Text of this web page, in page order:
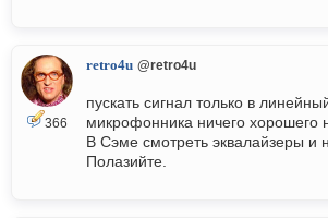
366
retro4u @retro4u
пускать сигнал только в
микрофонника ничего хорошего
В Сэме смотреть эквалайзеры и
Полазийте.